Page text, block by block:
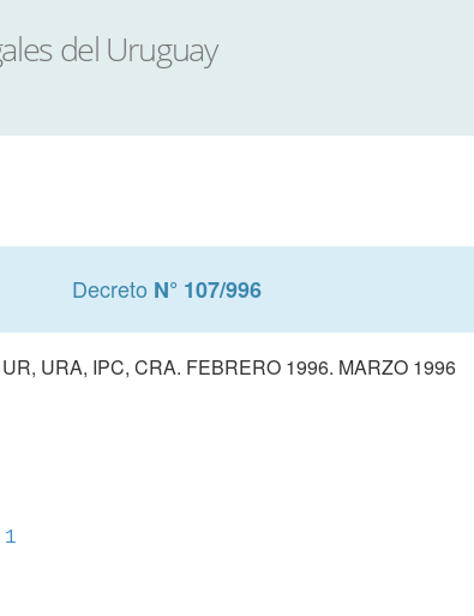
Decreto N° 107/996
URA, IPC, CRA. FEBRERO 1996. MARZO 1996
1